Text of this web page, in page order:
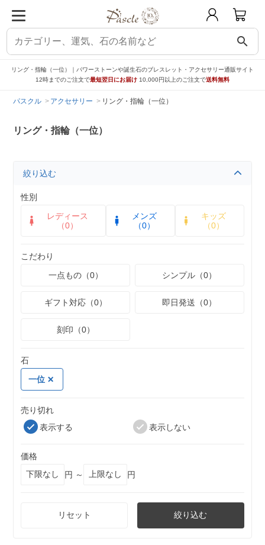
search
リング・指輪（一位）｜パワーストーンや誕生石のブレスレット・アクセサリー通販サイト
12時までのご注文で最短翌日にお届け 10,000円以上のご注文で送料無料
パスクル アクセサリー リング・指輪（一位）
リング・指輪（一位）
絞り込む
性別
レディース
（0）
メンズ
（0）
キッズ
（0）
こだわり
一点もの（0）
シンプル（0）
ギフト対応（0） 即日発送（0）
刻印（0）
石
一位
売り切れ
表示する
表示しない
価格
円 ～
円
リセット 絞り込む